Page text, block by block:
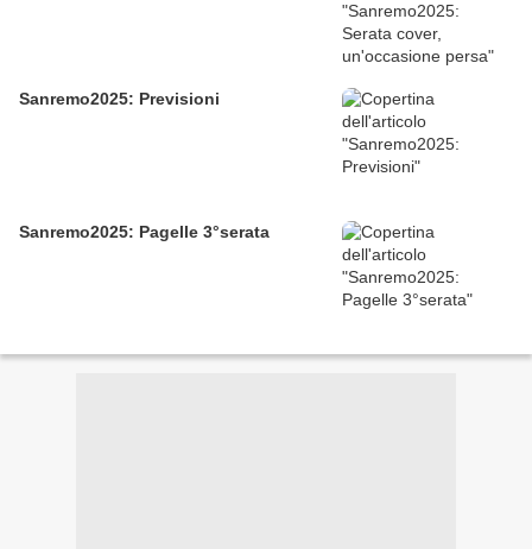
Sanremo2025: Previsioni
Sanremo2025: Pagelle 3°serata